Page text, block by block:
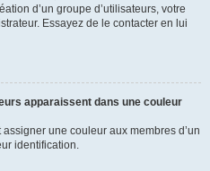
d’un groupe d’utilisateurs, votre
Essayez de le contacter en lui
apparaissent dans une couleur
une couleur aux membres d’un
identification.